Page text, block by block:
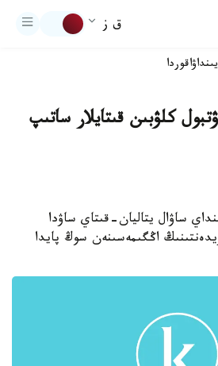
ق ز
اقوردا
كلۋبىن قىتايلار ساتىپ
ساۋال يتاليان-قىتاي ساۋدا
اڭگىمەسىنەن سوڭ پايدا